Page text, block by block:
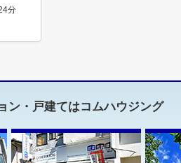
分
ン・戸建てはコムハウジング